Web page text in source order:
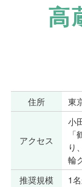
高
住所 東
アクセス
小
り
輪
推奨規模
1